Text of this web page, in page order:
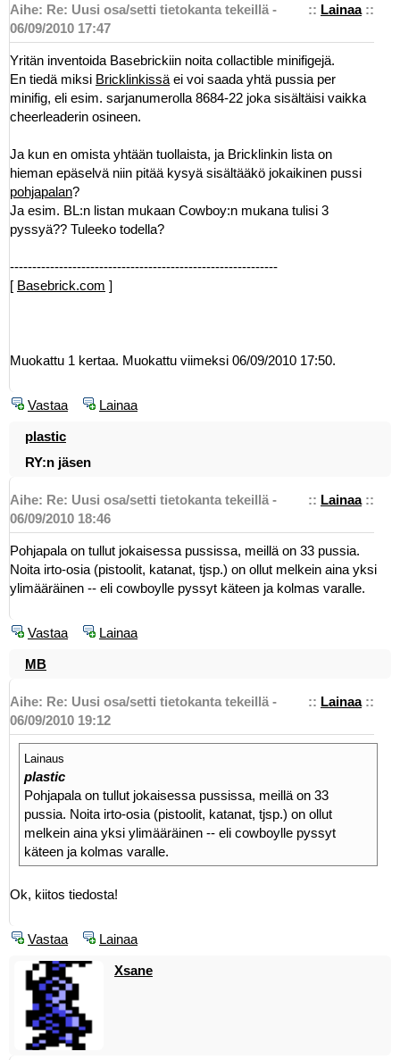
:: Lainaa::
Aihe: Re: Uusi osa/setti tietokanta tekeillä -
06/09/2010 17:47
Yritän inventoida Basebrickiin noita collactible minifigejä.
En tiedä miksi Bricklinkissä ei voi saada yhtä pussia per
minifig, eli esim. sarjanumerolla 8684-22 joka sisältäisi vaikka
cheerleaderin osineen.
Ja kun en omista yhtään tuollaista, ja Bricklinkin lista on
hieman epäselvä niin pitää kysyä sisältääkö jokaikinen pussi
pohjapalan?
Ja esim. BL:n listan mukaan Cowboy:n mukana tulisi 3
pyssyä?? Tuleeko todella?
------------------------------------------------------------
[ Basebrick.com ]
Muokattu 1 kertaa. Muokattu viimeksi 06/09/2010 17:50.
Vastaa Lainaa
plastic
RY:n jäsen
:: Lainaa::
Aihe: Re: Uusi osa/setti tietokanta tekeillä -
06/09/2010 18:46
Pohjapala on tullut jokaisessa pussissa, meillä on 33 pussia.
Noita irto-osia (pistoolit, katanat, tjsp.) on ollut melkein aina yksi
ylimääräinen -- eli cowboylle pyssyt käteen ja kolmas varalle.
Vastaa Lainaa
MB
:: Lainaa::
Aihe: Re: Uusi osa/setti tietokanta tekeillä -
06/09/2010 19:12
Lainaus
plastic
Pohjapala on tullut jokaisessa pussissa, meillä on 33
pussia. Noita irto-osia (pistoolit, katanat, tjsp.) on ollut
melkein aina yksi ylimääräinen -- eli cowboylle pyssyt
käteen ja kolmas varalle.
Ok, kiitos tiedosta!
Vastaa Lainaa
Xsane